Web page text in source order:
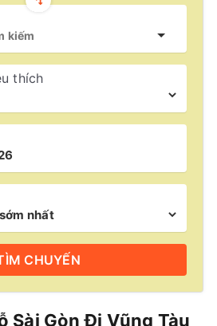
thích
CHUYẾN
Sài Gòn Đi Vũng Tàu